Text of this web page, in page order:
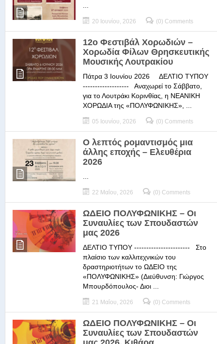
20 Ιουνίου, 2026 (0) Comments
12ο Φεστιβάλ Χορωδιών –
Χορωδία Φίλων Θρησκευτικής
Μουσικής Λουτρακίου
Πάτρα 3 Ιουνίου 2026 ΔΕΛΤΙΟ ΤΥΠΟΥ
------------------- Αναχωρεί το Σάββατο,
για το Λουτράκι Κορινθίας, η ΝΕΑΝΙΚΗ
ΧΟΡΩΔΙΑ της «ΠΟΛΥΦΩΝΙΚΗΣ», ...
05 Ιουνίου, 2026 (0) Comments
Ο λεπτός ρομαντισμός μια
άλλης εποχής – Ελευθέρια
2026
22 Μαΐου, 2026 (0) Comments
ΩΔΕΙΟ ΠΟΛΥΦΩΝΙΚΗΣ – Οι
Συναυλίες των Σπουδαστών
μας 2026
ΔΕΛΤΙΟ ΤΥΠΟΥ ----------------------- Στο
πλαίσιο των καλλιτεχνικών του
δραστηριοτήτων το ΩΔΕΙΟ της
«ΠΟΛΥΦΩΝΙΚΗΣ» (Διεύθυνση: Γιώργος
Μπουρδόπουλος- Διοι ...
21 Μαΐου, 2026 (0) Comments
ΩΔΕΙΟ ΠΟΛΥΦΩΝΙΚΗΣ – Οι
Συναυλίες των Σπουδαστών